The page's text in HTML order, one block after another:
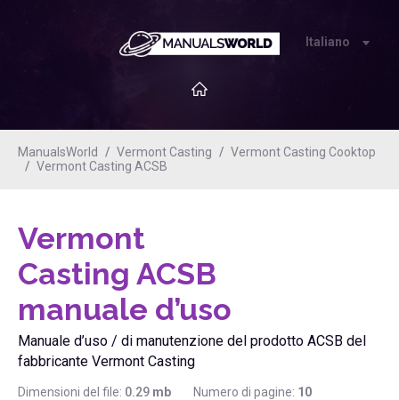
Italiano
ManualsWorld Vermont Casting
Vermont Casting Cooktop
Vermont Casting ACSB
Vermont
Casting ACSB
manuale d’uso
Manuale d’uso / di manutenzione del prodotto ACSB del
fabbricante Vermont Casting
Dimensioni del file: 0.29 mb Numero di pagine: 10